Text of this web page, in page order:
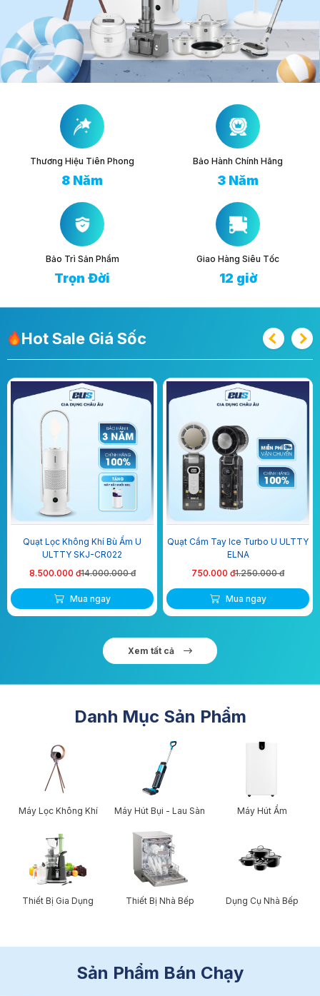
Thương Hiệu Tiên Phong
8 Năm
Bảo Hành Chính Hãng
3 Năm
Bảo Trì Sản Phẩm
Trọn Đời
Giao Hàng Siêu Tốc
12 giờ
Hot Sale Giá Sốc
-40%
Quạt Cầm Tay Ice Turbo U ULTTY
ELNA
750.000 đ1.250.000 đ
Mua ngay
-13%
Máy Lau Nhà Hút Bụi Thông Minh
U ULTTY SCW18 Màu Trắng Ngọc
Trai
7.000.000 đ8.000.000 đ
Mua ngay
Xem tất cả
Danh Mục Sản Phẩm
Máy Lọc Không Khí Máy Hút Bụi - Lau Sàn Máy Hút Ẩm
Thiết Bị Gia Dụng Thiết Bị Nhà Bếp Dụng Cụ Nhà Bếp
Sản Phẩm Bán Chạy